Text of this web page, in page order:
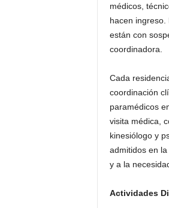
médicos,
hacen ingreso.
están con
coordinadora.
Cada
coordinación
paramédicos
visita médica,
kinesiólogo y
admitidos en
y a la
Actividades